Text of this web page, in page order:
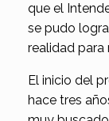
que el
se pudo
realidad para
El inicio del
hace tres